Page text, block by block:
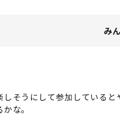
み
そうにして参加していると
な。